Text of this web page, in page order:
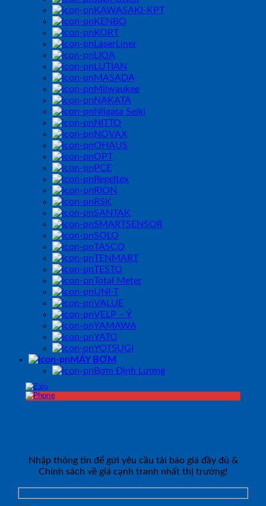
KAWASAKI-KPT
KENBO
KORT
LaserLiner
LIOA
LUTIAN
MASADA
Milwaukee
NAKATA
Niigata Seiki
NITTO
NOVAX
OHAUS
OPT
PCE
Regeltex
RION
RSK
SANTAK
SMARTSENSOR
SOLO
TASCO
TENMART
TESTO
Total Meter
UNI-T
VALUE
VELP – Ý
YAMAWA
YATO
YOTSUGI
MÁY BƠM
Bơm Định Lượng
Nhập thông tin để gửi yêu cầu tải báo giá đầy đủ &
Chính sách về giá cạnh tranh nhất thị trường!